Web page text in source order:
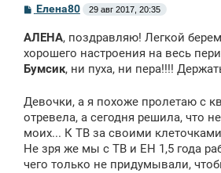
С
б
щ
е
н
Елена80 29 авг 2017, 20:35
АЛЕНА, поздравляю! Легкой
хорошего настроения на весь
Бумсик, ни пуха, ни пера!!!!
Девочки, а я похоже пролетаю с
отревела, а сегодня решила, что
моих... К ТВ за своими
Не зря же мы с ТВ и ЕН 1,5 года
чего только не придумывали,